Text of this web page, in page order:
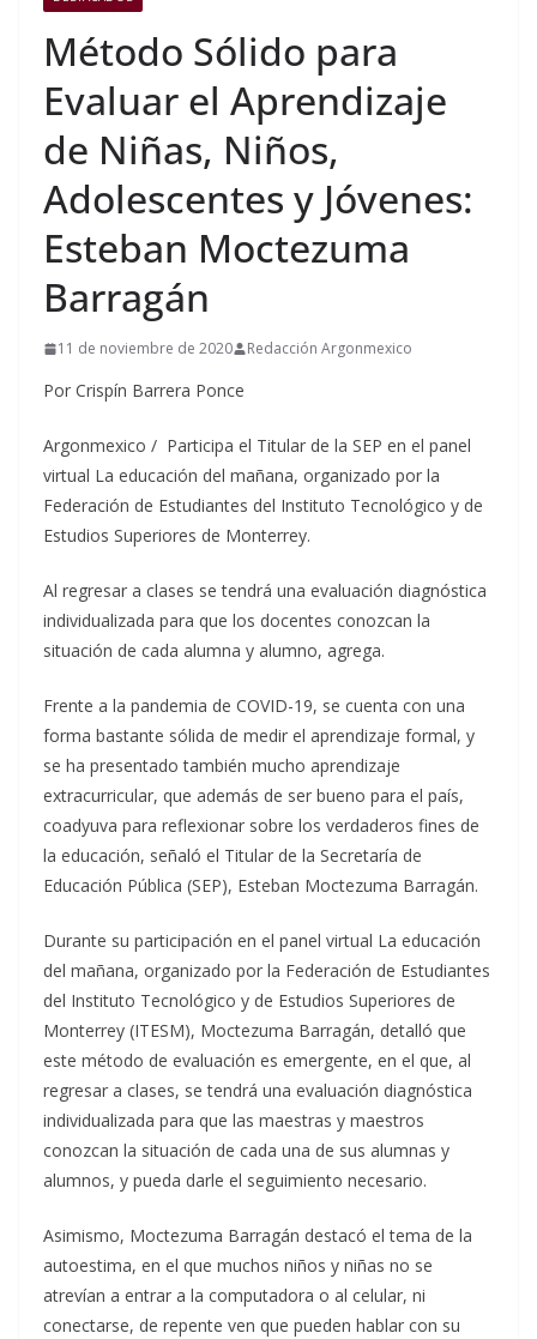
Método Sólido para
Evaluar el Aprendizaje
de Niñas, Niños,
Adolescentes y Jóvenes:
Esteban Moctezuma
Barragán
11 de noviembre de 2020 Redacción Argonmexico
Por Crispín Barrera Ponce
Argonmexico / Participa el Titular de la SEP en el panel
virtual La educación del mañana, organizado por la
Federación de Estudiantes del Instituto Tecnológico y de
Estudios Superiores de Monterrey.
Al regresar a clases se tendrá una evaluación diagnóstica
individualizada para que los docentes conozcan la
situación de cada alumna y alumno, agrega.
Frente a la pandemia de COVID-19, se cuenta con una
forma bastante sólida de medir el aprendizaje formal, y
se ha presentado también mucho aprendizaje
extracurricular, que además de ser bueno para el país,
coadyuva para reflexionar sobre los verdaderos fines de
la educación, señaló el Titular de la Secretaría de
Educación Pública (SEP), Esteban Moctezuma Barragán.
Durante su participación en el panel virtual La educación
del mañana, organizado por la Federación de Estudiantes
del Instituto Tecnológico y de Estudios Superiores de
Monterrey (ITESM), Moctezuma Barragán, detalló que
este método de evaluación es emergente, en el que, al
regresar a clases, se tendrá una evaluación diagnóstica
individualizada para que las maestras y maestros
conozcan la situación de cada una de sus alumnas y
alumnos, y pueda darle el seguimiento necesario.
Asimismo, Moctezuma Barragán destacó el tema de la
autoestima, en el que muchos niños y niñas no se
atrevían a entrar a la computadora o al celular, ni
conectarse, de repente ven que pueden hablar con su